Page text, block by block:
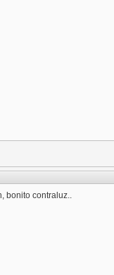
bonito contraluz..